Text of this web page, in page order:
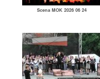
Scena MOK 2026 06 24